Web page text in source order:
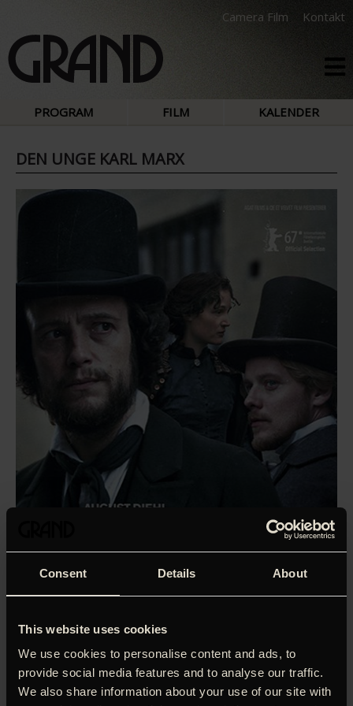
Consent Details About
This website uses cookies
We use cookies to personalise content and ads, to
provide social media features and to analyse our traffic.
We also share information about your use of our site with
Camera Film Kontakt
PROGRAM FILM KALENDER
DEN UNGE KARL MARX
‘Marx og Engels som var de rockstjerner. Så langt fra en